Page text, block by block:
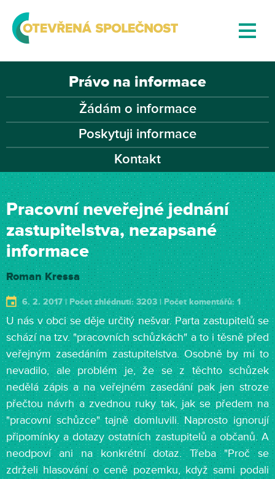
Právo na informace
Žádám o informace
Poskytuji informace
Kontakt
Pracovní neveřejné jednání
zastupitelstva, nezapsané
informace
Roman Kressa
6. 2. 2017 | Počet zhlédnutí: 3203 | Počet komentářů: 1
U nás v obci se děje určitý nešvar. Parta zastupitelů se
schází na tzv. "pracovních schůzkách" a to i těsně před
veřejným zasedáním zastupitelstva. Osobně by mi to
nevadilo, ale problém je, že se z těchto schůzek
nedělá zápis a na veřejném zasedání pak jen stroze
přečtou návrh a zvednou ruky tak, jak se předem na
"pracovní schůzce" tajně domluvili. Naprosto ignorují
připomínky a dotazy ostatních zastupitelů a občanů. A
neodpoví ani na konkrétní dotaz. Třeba "Proč se
zdrželi hlasování o ceně pozemku, když sami podali